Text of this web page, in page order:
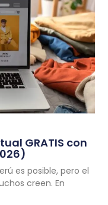
GRATIS con
es posible, pero el
creen. En